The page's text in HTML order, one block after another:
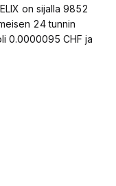
on sijalla 9852
24 tunnin
0.0000095 CHF ja